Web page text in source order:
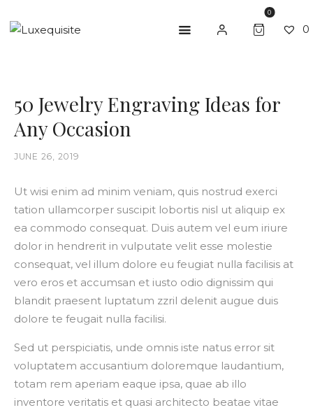
0
0
ABOUT US
SHOP
BESPOKE
GIFT CARD
CONTACT US
50 Jewelry Engraving Ideas for
Any Occasion
JUNE 26, 2019
Ut wisi enim ad minim veniam, quis nostrud exerci
tation ullamcorper suscipit lobortis nisl ut aliquip ex
ea commodo consequat. Duis autem vel eum iriure
dolor in hendrerit in vulputate velit esse molestie
consequat, vel illum dolore eu feugiat nulla facilisis at
vero eros et accumsan et iusto odio dignissim qui
blandit praesent luptatum zzril delenit augue duis
dolore te feugait nulla facilisi.
Sed ut perspiciatis, unde omnis iste natus error sit
voluptatem accusantium doloremque laudantium,
totam rem aperiam eaque ipsa, quae ab illo
inventore veritatis et quasi architecto beatae vitae